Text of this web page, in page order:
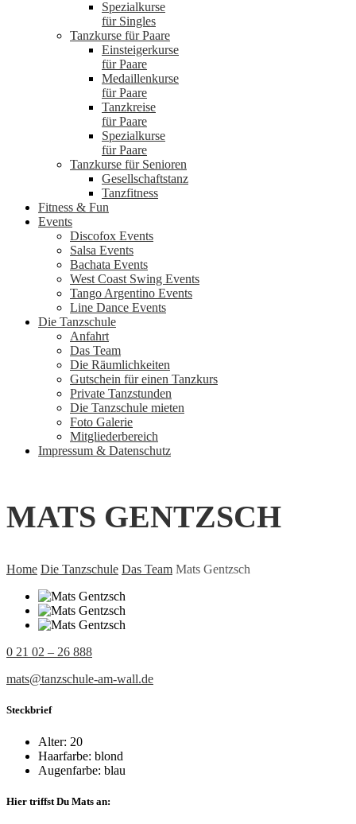
Spezialkurse
für Singles
Tanzkurse für Paare
Einsteigerkurse
für Paare
Medaillenkurse
für Paare
Tanzkreise
für Paare
Spezialkurse
für Paare
Tanzkurse für Senioren
Gesellschaftstanz
Tanzfitness
Fitness & Fun
Events
Discofox Events
Salsa Events
Bachata Events
West Coast Swing Events
Tango Argentino Events
Line Dance Events
Die Tanzschule
Anfahrt
Das Team
Die Räumlichkeiten
Gutschein für einen Tanzkurs
Private Tanzstunden
Die Tanzschule mieten
Foto Galerie
Mitgliederbereich
Impressum & Datenschutz
MATS GENTZSCH
Home Die Tanzschule Das Team Mats Gentzsch
0 21 02 – 26 888
mats@tanzschule-am-wall.de
Steckbrief
Alter: 20
Haarfarbe: blond
Augenfarbe: blau
Hier triffst Du Mats an: